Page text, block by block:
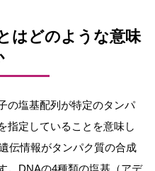
はどのような意味
の塩基配列が特定のタンパ
指定していることを意味し
伝情報がタンパク質の合成
。DNAの4種類の塩基（アデ